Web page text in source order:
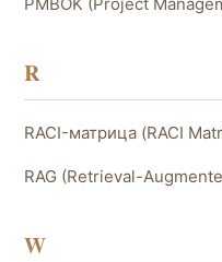
R
RACI-матрица (RACI
RAG (Retrieval-
W